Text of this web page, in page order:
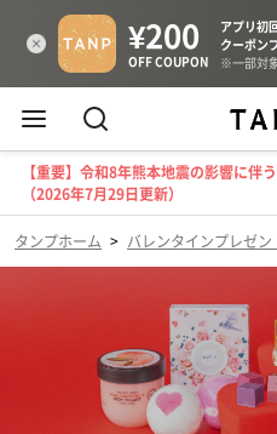
【重要】令和8年熊本地震の影響に伴
（2026年7月29日更新）
タンプホーム > バレンタインプレゼン